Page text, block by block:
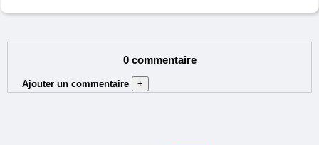
0 commentaire
Ajouter un commentaire
+